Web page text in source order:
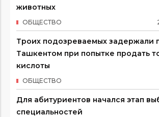
животных
ОБЩЕСТВО
Троих подозреваемых задержали
Ташкентом при попытке продать
кислоты
ОБЩЕСТВО
Для абитуриентов начался этап
специальностей